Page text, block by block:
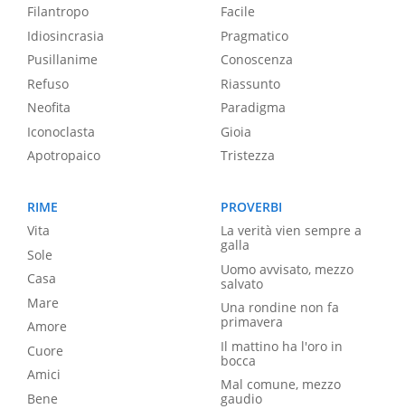
Filantropo
Idiosincrasia
Pusillanime
Refuso
Neofita
Iconoclasta
Apotropaico
Facile
Pragmatico
Conoscenza
Riassunto
Paradigma
Gioia
Tristezza
RIME
Vita
Sole
Casa
Mare
Amore
Cuore
Amici
Bene
PROVERBI
La verità vien sempre a
galla
Uomo avvisato, mezzo
salvato
Una rondine non fa
primavera
Il mattino ha l'oro in
bocca
Mal comune, mezzo
gaudio